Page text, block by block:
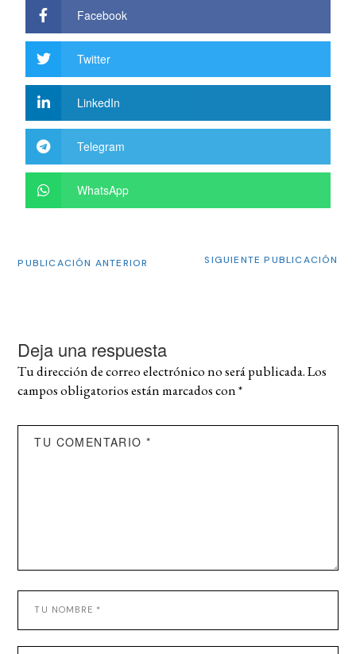
Facebook
Twitter
LinkedIn
Telegram
WhatsApp
PUBLICACIÓN ANTERIOR SIGUIENTE PUBLICACIÓN
Deja una respuesta
Tu dirección de correo electrónico no será publicada. Los
campos obligatorios están marcados con*